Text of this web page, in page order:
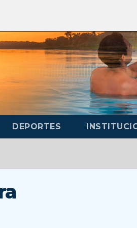
DEPORTES